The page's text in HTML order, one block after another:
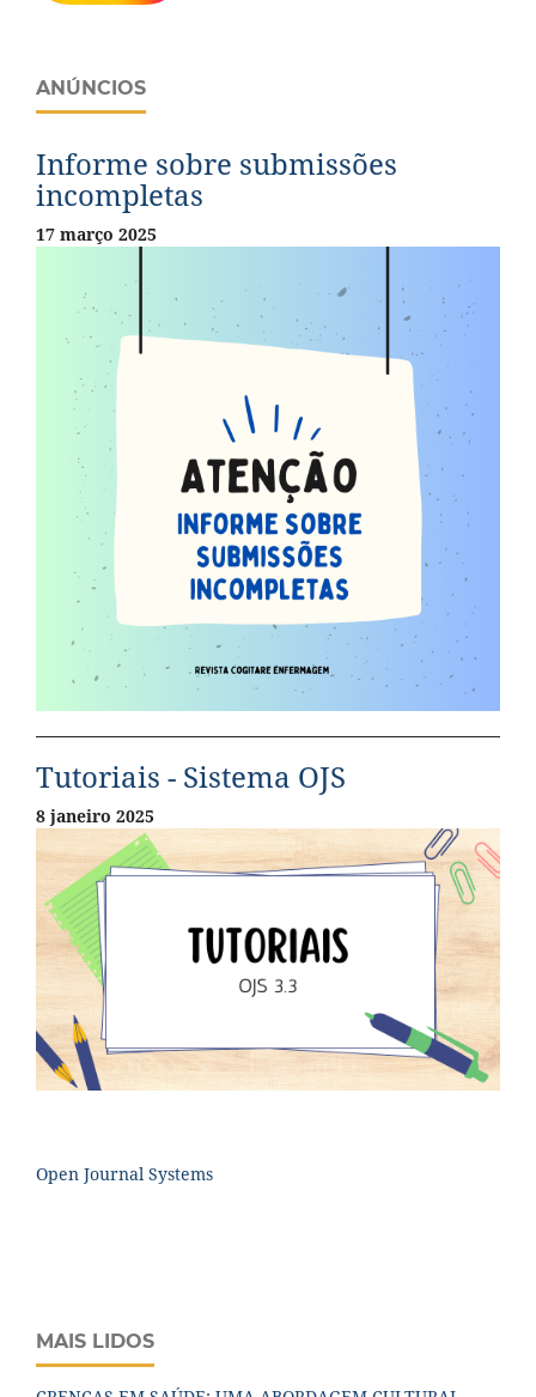
ANÚNCIOS
Informe sobre submissões
incompletas
17 março 2025
Tutoriais - Sistema OJS
8 janeiro 2025
Open Journal Systems
MAIS LIDOS